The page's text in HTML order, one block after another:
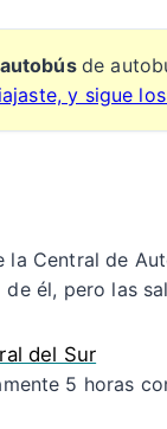
de
y sigue
Central de
él, pero las
del Sur
5 horas